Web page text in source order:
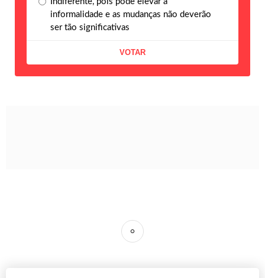
informalidade e as mudanças não deverão
ser tão significativas